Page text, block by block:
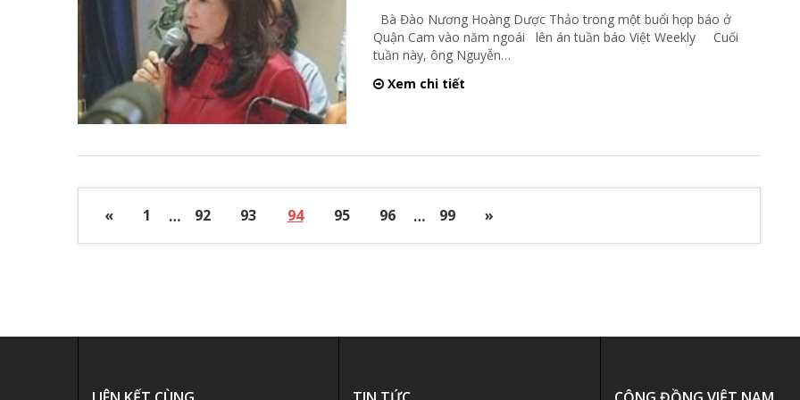
Bà Đào Nương Hoàng Dược Thảo trong một buổi họp báo ở
Quận Cam vào năm ngoái lên án tuần báo Việt Weekly Cuối
tuần này, ông Nguyễn…
Xem chi tiết
« 1 … 92 93 94 95 96 … 99 »